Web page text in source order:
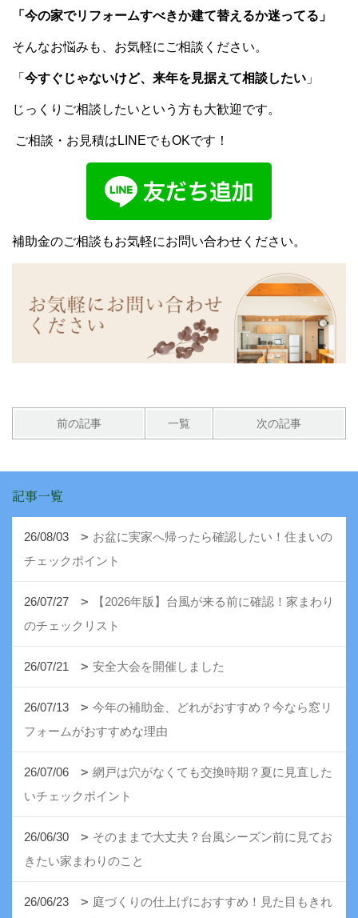
「今の家でリフォームすべきか建て替えるか迷ってる」
そんなお悩みも、お気軽にご相談ください。
「 今すぐじゃないけど、来年を見据えて相談したい 」
じっくりご相談したいという方も大歓迎です。
ご相談・お見積はLINEでもOKです！
補助金のご相談もお気軽にお問い合わせください。
前の記事 一覧 次の記事
記事一覧
26/08/03
お盆に実家へ帰ったら確認したい！住まいの
チェックポイント
26/07/27
【2026年版】台風が来る前に確認！家まわり
のチェックリスト
26/07/21 安全大会を開催しました
26/07/13
今年の補助金、どれがおすすめ？今なら窓リ
フォームがおすすめな理由
26/07/06
網戸は穴がなくても交換時期？夏に見直した
いチェックポイント
26/06/30
そのままで大丈夫？台風シーズン前に見てお
きたい家まわりのこと
26/06/23
庭づくりの仕上げにおすすめ！見た目もきれ